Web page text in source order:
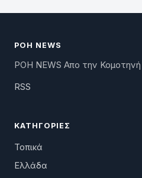
ΡΟΗ NEWS
ΡΟΗ NEWS Απο την
RSS
ΚΑΤΗΓΟΡΊΕΣ
Τοπικά
Ελλάδα